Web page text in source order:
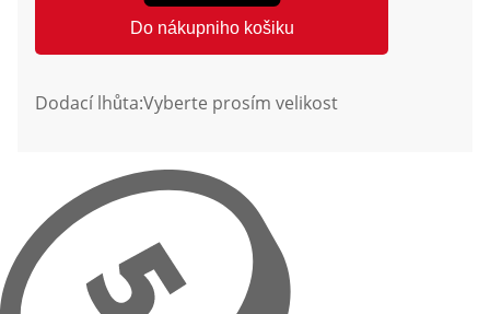
Do nákupniho košiku
Dodací lhůta:Vyberte prosím velikost